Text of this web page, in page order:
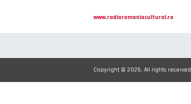
www.radioromaniacultural.ro
Copyright © 2026. All rights reserved